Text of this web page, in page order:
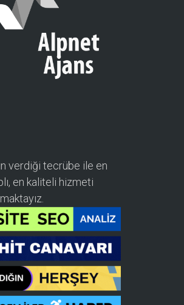
verdiği tecrübe ile en
en kaliteli hizmeti